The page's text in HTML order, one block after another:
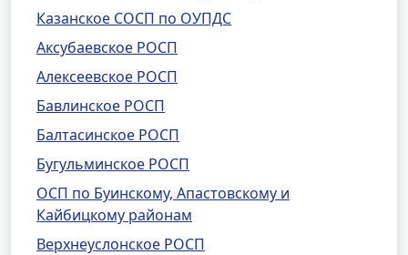
Казанское СОСП по ОУПДС
Аксубаевское РОСП
Алексеевское РОСП
Бавлинское РОСП
Балтасинское РОСП
Бугульминское РОСП
ОСП по Буинскому, Апастовскому и
Кайбицкому районам
Верхнеуслонское РОСП